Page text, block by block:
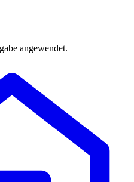
angewendet.